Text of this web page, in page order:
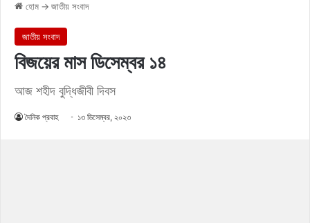
হোম → জাতীয় সংবাদ
জাতীয় সংবাদ
বিজয়ের মাস ডিসেম্বর ১৪
আজ শহীদ বুদ্ধিজীবী দিবস
দৈনিক প্রবাহ ১৩ ডিসেম্বর, ২০২৩